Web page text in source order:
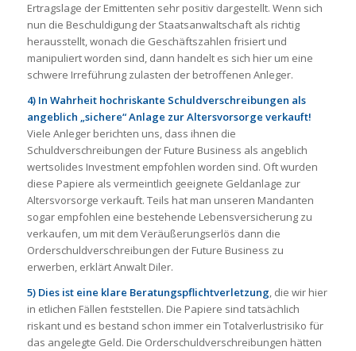
Ertragslage der Emittenten sehr positiv dargestellt. Wenn sich
nun die Beschuldigung der Staatsanwaltschaft als richtig
herausstellt, wonach die Geschäftszahlen frisiert und
manipuliert worden sind, dann handelt es sich hier um eine
schwere Irreführung zulasten der betroffenen Anleger.
4) In Wahrheit hochriskante Schuldverschreibungen als
angeblich „sichere“ Anlage zur Altersvorsorge verkauft!
Viele Anleger berichten uns, dass ihnen die
Schuldverschreibungen der Future Business als angeblich
wertsolides Investment empfohlen worden sind. Oft wurden
diese Papiere als vermeintlich geeignete Geldanlage zur
Altersvorsorge verkauft. Teils hat man unseren Mandanten
sogar empfohlen eine bestehende Lebensversicherung zu
verkaufen, um mit dem Veräußerungserlös dann die
Orderschuldverschreibungen der Future Business zu
erwerben, erklärt Anwalt Diler.
5) Dies ist eine klare Beratungspflichtverletzung, die wir hier
in etlichen Fällen feststellen. Die Papiere sind tatsächlich
riskant und es bestand schon immer ein Totalverlustrisiko für
das angelegte Geld. Die Orderschuldverschreibungen hätten